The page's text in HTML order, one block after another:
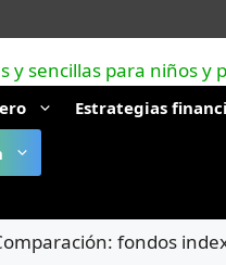
Estrategias
fondos